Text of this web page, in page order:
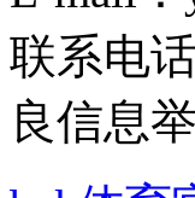
联系电
良信息